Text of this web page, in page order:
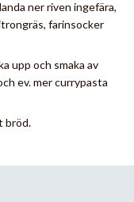
ner riven ingefära,
farinsocker
upp och smaka av
ev. mer currypasta
bröd.